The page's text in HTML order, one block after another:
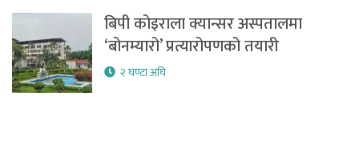
बिपी कोइराला क्यान्सर अस्पतालमा
‘बोनम्यारो’ प्रत्यारोपणको तयारी
२ घण्टा अघि